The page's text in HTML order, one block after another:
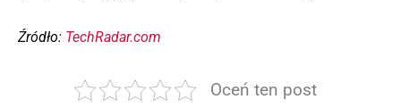
Źródło: TechRadar.com
Oceń ten post